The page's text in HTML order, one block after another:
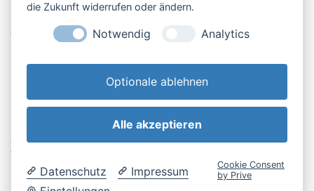
Öffnungszeiten
Anfahrt & Kontakt
Retouren-Portal
AGB & Kundeninfo
Widerrufsbelehrung
Datenschutzerklärung
die Zukunft widerrufen oder ändern.
Notwendig Analytics
Optionale ablehnen
Alle akzeptieren
Datenschutz
Impressum
Cookie Consent
by Prive